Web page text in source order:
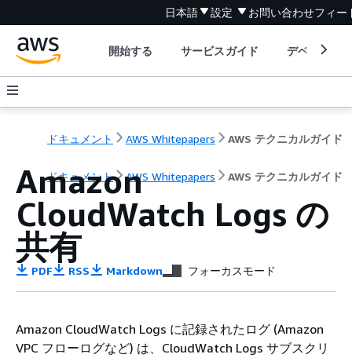
日本語 設定 お問い合わせフィー
開始する サービスガイド デベロッパ
ドキュメント AWS Whitepapers AWS テクニカルガイド
ドキュメント AWS Whitepapers AWS テクニカルガイド
Amazon
CloudWatch Logs の
共有
PDF RSS Markdown フォーカスモード
Amazon CloudWatch Logs に記録されたログ (Amazon
VPC フローログなど) は、CloudWatch Logs サブスクリ